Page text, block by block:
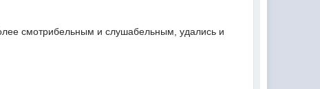
смотрибельным и слушабельным, удались и